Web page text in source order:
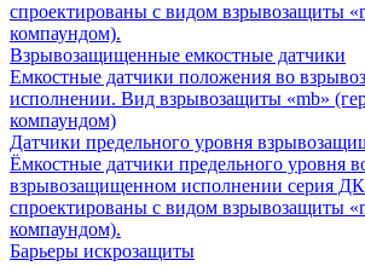
спроектированы с видом взрывозащиты
компаундом).
Взрывозащищенные емкостные датчики
Емкостные датчики положения во
исполнении. Вид взрывозащиты «mb»
компаундом)
Датчики предельного уровня
Ёмкостные датчики предельного уровня
взрывозащищенном исполнении серия
спроектированы с видом взрывозащиты
компаундом).
Барьеры искрозащиты